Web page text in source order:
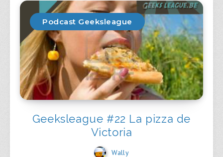
Podcast Geeksleague
Geeksleague #22 La pizza de
Victoria
Wally